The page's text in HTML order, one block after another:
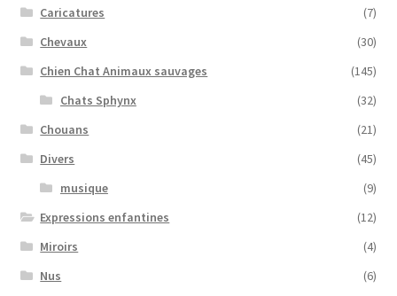
Caricatures
(7)
Chevaux
(30)
Chien Chat Animaux sauvages
(145)
Chats Sphynx
(32)
Chouans
(21)
Divers
(45)
musique
(9)
Expressions enfantines
(12)
Miroirs
(4)
Nus
(6)